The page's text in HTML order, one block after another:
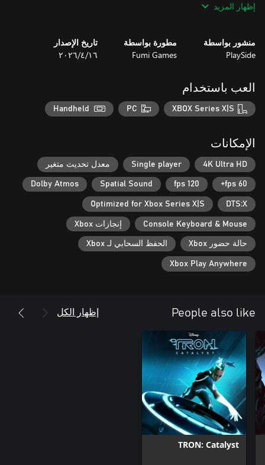
في ترسانة بيبر مصمم لينشر الفوضى دون توقف في عالم كرتوني.
سَلح نفسك بمجموعة من الأسلحة النارية الكلاسيكية التجريبية
حديدية أقوى! تنتظرك مواجهات مميتة ومعارك مع زعماء مختلين عقليًا
في هذه المغامرة المتفجرة المستلهمة من ألعاب التصويب والتي تحمل
استكشف ساحة متنوعة في المدينة؛ بدايةً من الشوارع المظلمة وحتى
أستوديوهات الأفلام الكلاسيكية ومباني الأوبرا الفاخرة والمستنقعات
السامة والمجارير تحت الأرض. وفي ظل وجود العديد من القضايا التي
عليك حلها والمقتنيات التي عليك أن تعثر عليها، تكون ماوسبِرغ مكانًا
سعيدًا لأي محقق! استخدم كل أداة في متناولك للركض على الحوائط
والتنقل بخطافات المسك والقفز المزدوج خلال عالم كرتوني لا راحة
- رسوم متحركة على الطريقة الكلاسيكية بالأبيض والأسود مرسومة
- حملة مثيرة للاعب الفردي تكشف النقاب عن شبكة معقدة من
- أكثر من 20 مستوى في أجواء سوداوية تكتظ بالفئران والجرذان
- تترسانة كاملة تضم أكثر من عشرة أسلحة ومُعدات فريدة بلمسة
- قدرات تحرك يمكن تحريرها واجتياز المستويات بطريقة مستلهمة من
- موسيقى جاز تصويرية أصلية تقدم فرقة أوبرالية بارزة
إظهار المزيد
منشور بواسطة
PlaySide
مطورة بواسطة
Fumi Games
تاريخ الإصدار
١٦‏/٤‏/٢٠٢٦
العب باستخدام
XBOX Series X|S
PC
Handheld
الإمكانات
4K Ultra HD
Single player معدل تحديث متغير
60 fps+
120 fps
Spatial Sound
Dolby Atmos
DTS:X
Optimized for Xbox Series X|S
Console Keyboard & Mouse إنجازات Xbox
حالة حضور Xbox الحفظ السحابي لـ Xbox
Xbox Play Anywhere
People also like إظهار الكل
TRON: Catalyst